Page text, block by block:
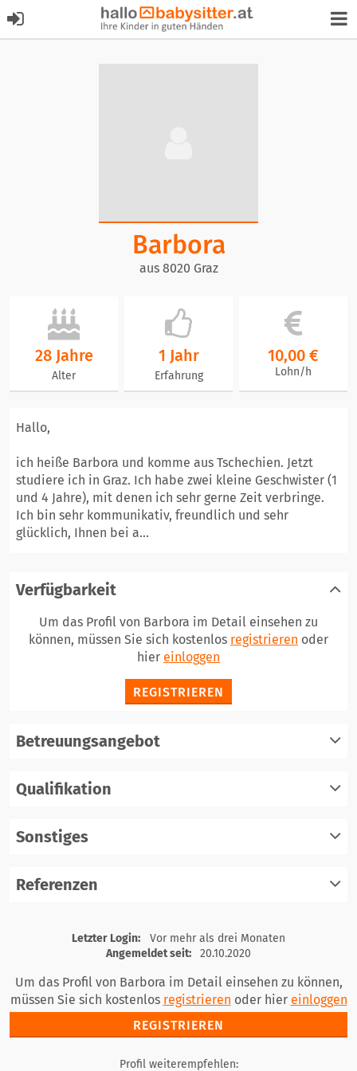
Barbora
aus 8020 Graz
28 Jahre
Alter
1 Jahr
Erfahrung
10,00 €
Lohn/h
Hallo,
ich heiße Barbora und komme aus Tschechien. Jetzt
studiere ich in Graz. Ich habe zwei kleine Geschwister (1
und 4 Jahre), mit denen ich sehr gerne Zeit verbringe.
Ich bin sehr kommunikativ, freundlich und sehr
glücklich, Ihnen bei a...
Verfügbarkeit
Um das Profil von Barbora im Detail einsehen zu
können, müssen Sie sich kostenlos registrieren oder
hier einloggen
REGISTRIEREN
Betreuungsangebot
Qualifikation
Sonstiges
Referenzen
registrieren
einloggen
Letzter Login:
Vor mehr als drei Monaten
Angemeldet seit:
20.10.2020
Um das Profil von Barbora im Detail einsehen zu können,
müssen Sie sich kostenlos registrieren oder hier einloggen
REGISTRIEREN
Profil weiterempfehlen: